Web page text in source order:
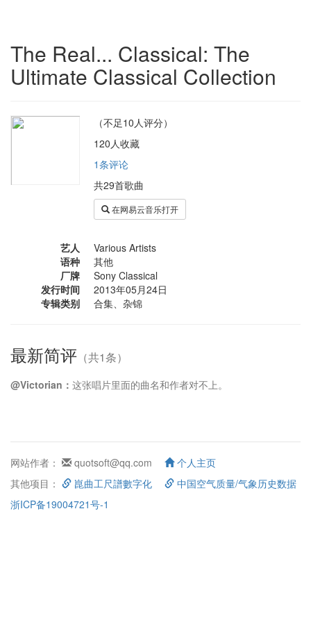
The Real... Classical: The
Ultimate Classical Collection
（不足10人评分）
120人收藏
1条评论
共29首歌曲
在网易云音乐打开
艺人
Various Artists
语种
其他
厂牌
Sony Classical
发行时间
2013年05月24日
专辑类别
合集、杂锦
最新简评 （共1条）
@Victorian： 这张唱片里面的曲名和作者对不上。
网站作者： quotsoft@qq.com
个人主页
其他项目：
崑曲工尺譜數字化
中国空气质量/气象历史数据
浙ICP备19004721号-1